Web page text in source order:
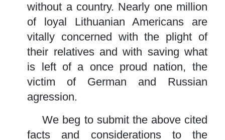
without a country. Nearly one million
of loyal Lithuanian Americans are
vitally concerned with the plight of
their relatives and with saving what
is left of a once proud nation, the
victim of German and Russian
agression.
We beg to submit the above cited
facts and considerations to the